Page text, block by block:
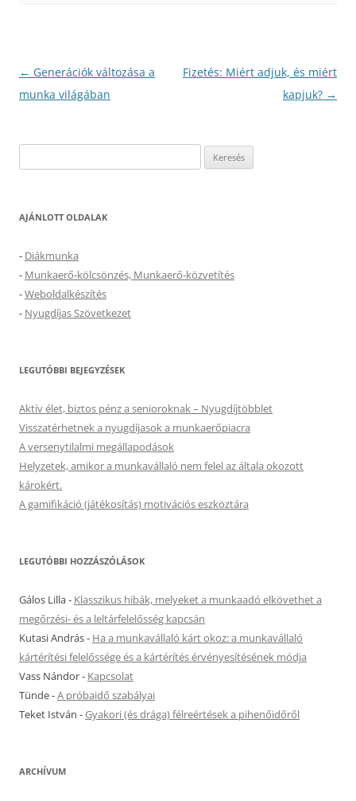
Bejegyzés
navigáció
← Generációk változása a
munka világában
Fizetés: Miért adjuk, és miért
kapjuk? →
AJÁNLOTT OLDALAK
- Diákmunka
- Munkaerő-kölcsönzés, Munkaerő-közvetítés
-Weboldalkészítés
- Nyugdíjas Szövetkezet
LEGUTÓBBI BEJEGYZÉSEK
Aktív élet, biztos pénz a senioroknak – Nyugdíjtöbblet
Visszatérhetnek a nyugdíjasok a munkaerőpiacra
A versenytilalmi megállapodások
Helyzetek, amikor a munkavállaló nem felel az általa okozott
károkért.
A gamifikáció (játékosítás) motivációs eszköztára
LEGUTÓBBI HOZZÁSZÓLÁSOK
Gálos Lilla- Klasszikus hibák, melyeket a munkaadó elkövethet a
megőrzési- és a leltárfelelősség kapcsán
Kutasi András- Ha a munkavállaló kárt okoz: a munkavállaló
kártérítési felelőssége és a kártérítés érvényesítésének módja
Vass Nándor- Kapcsolat
Tünde-A próbaidő szabályai
Teket István -Gyakori (és drága) félreértések a pihenőidőről
ARCHÍVUM